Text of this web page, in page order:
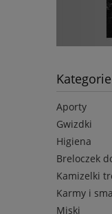
Kategorie
Aporty
Gwizdki
Higiena
Breloczek
Kamizelki
Karmy i
Miski